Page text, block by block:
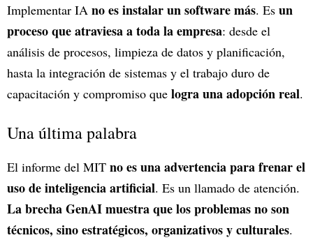
Implementar IA no es instalar un software más. Es un
proceso que atraviesa a toda la empresa: desde el
análisis de procesos, limpieza de datos y planificación,
hasta la integración de sistemas y el trabajo duro de
capacitación y compromiso que logra una adopción real.
Una última palabra
El informe del MIT no es una advertencia para frenar el
uso de inteligencia artificial. Es un llamado de atención.
La brecha GenAI muestra que los problemas no son
técnicos, sino estratégicos, organizativos y culturales.